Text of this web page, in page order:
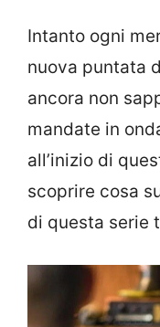
Intanto ogni
nuova puntata
ancora non
mandate in
all’inizio di
scoprire cosa
di questa serie